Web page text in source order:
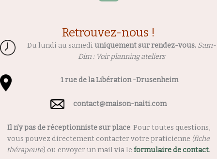
Retrouvez-nous !
Du lundi au samedi uniquement sur rendez-vous. Sam-
Dim : Voir planning ateliers
1 rue de la Libération-Drusenheim
contact@maison-naiti.com
Il n’y pas de réceptionniste sur place. Pour toutes questions,
vous pouvez directement contacter votre praticienne (fiche
thérapeute) ou envoyer un mail via le formulaire de contact.